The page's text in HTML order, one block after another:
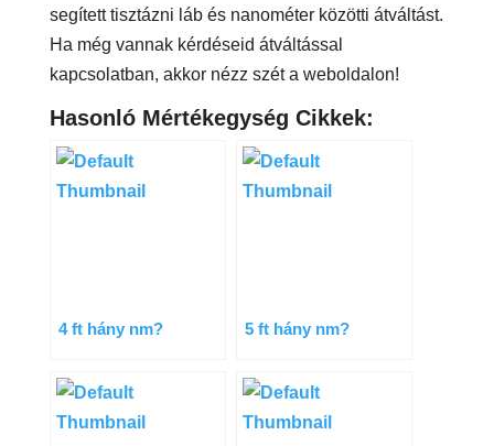
segített tisztázni láb és nanométer közötti átváltást.
Ha még vannak kérdéseid átváltással
kapcsolatban, akkor nézz szét a weboldalon!
Hasonló Mértékegység Cikkek:
4 ft hány nm? 5 ft hány nm?